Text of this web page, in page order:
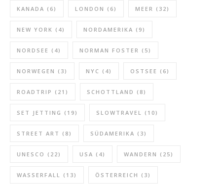
KANADA (6) LONDON (6) MEER (32)
NEW YORK (4) NORDAMERIKA (9)
NORDSEE (4) NORMAN FOSTER (5)
NORWEGEN (3) NYC (4) OSTSEE (6)
ROADTRIP (21) SCHOTTLAND (8)
SET JETTING (19) SLOWTRAVEL (10)
STREET ART (8) SÜDAMERIKA (3)
UNESCO (22) USA (4) WANDERN (25)
WASSERFALL (13) ÖSTERREICH (3)